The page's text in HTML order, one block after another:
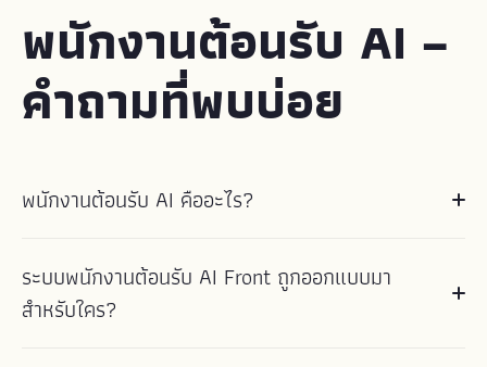
พนักงานต้อนรับ AI –
คำถามที่พบบ่อย
พนักงานต้อนรับ AI คืออะไร?
สำหรับโรงแรมและที่พักต่างๆ โดยจะตอบคำถามทั่วไปของแขกโดย
อัตโนมัติ จัดระเบียบข้อความจากหลายช่องทางไว้ในกล่องข้อความ
ระบบพนักงานต้อนรับ AI Front ถูกออกแบบมา
สำหรับใคร?